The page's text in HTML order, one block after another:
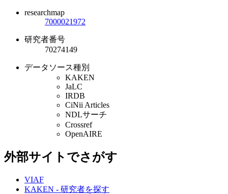
researchmap
7000021972
研究者番号
70274149
データソース種別
KAKEN
JaLC
IRDB
CiNii Articles
NDLサーチ
Crossref
OpenAIRE
外部サイトでさがす
VIAF
KAKEN - 研究者を探す